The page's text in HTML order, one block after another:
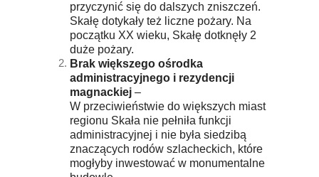
przyczynić się do dalszych zniszczeń.
Skałę dotykały też liczne pożary. Na
początku XX wieku, Skałę dotknęły 2
duże pożary.
Brak większego ośrodka
administracyjnego i rezydencji
magnackiej –
W przeciwieństwie do większych miast
regionu Skała nie pełniła funkcji
administracyjnej i nie była siedzibą
znaczących rodów szlacheckich, które
mogłyby inwestować w monumentalne